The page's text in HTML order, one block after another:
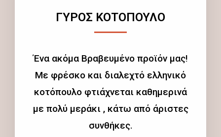
ΓΥΡΟΣ ΚΟΤΟΠΟΥΛΟ
Ένα ακόμα Βραβευμένο προϊόν μας!
Με φρέσκο και διαλεχτό ελληνικό
κοτόπουλο φτιάχνεται καθημερινά
με πολύ μεράκι , κάτω από άριστες
συνθήκες.